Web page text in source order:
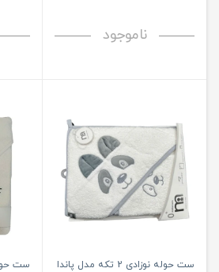
ناموجود
ست حوله نوزادی 2 تکه مدل پاندا